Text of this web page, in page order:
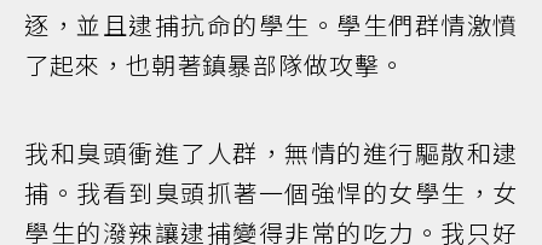
逐，並且逮捕抗命的學生。學生們群情激憤
了起來，也朝著鎮暴部隊做攻擊。
我和臭頭衝進了人群，無情的進行驅散和逮
捕。我看到臭頭抓著一個強悍的女學生，女
學生的潑辣讓逮捕變得非常的吃力。我只好